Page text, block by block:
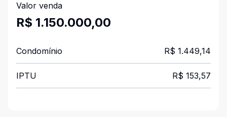
Valor venda
R$ 1.150.000,00
Condomínio R$ 1.449,14
IPTU R$ 153,57